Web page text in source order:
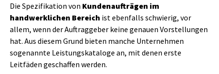
Die Spezifikation von Kundenaufträgen im
handwerklichen Bereich ist ebenfalls schwierig, vor
allem, wenn der Auftraggeber keine genauen Vorstellungen
hat. Aus diesem Grund bieten manche Unternehmen
sogenannte Leistungskataloge an, mit denen erste
Leitfäden geschaffen werden.